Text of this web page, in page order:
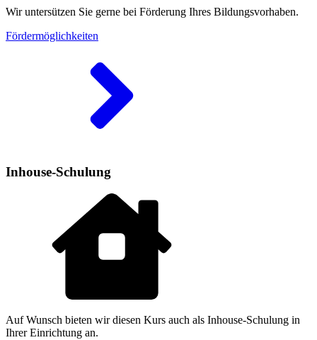
Wir untersützen Sie gerne bei Förderung Ihres Bildungsvorhaben.
Fördermöglichkeiten
Inhouse-Schulung
Auf Wunsch bieten wir diesen Kurs auch als Inhouse-Schulung in
Ihrer Einrichtung an.